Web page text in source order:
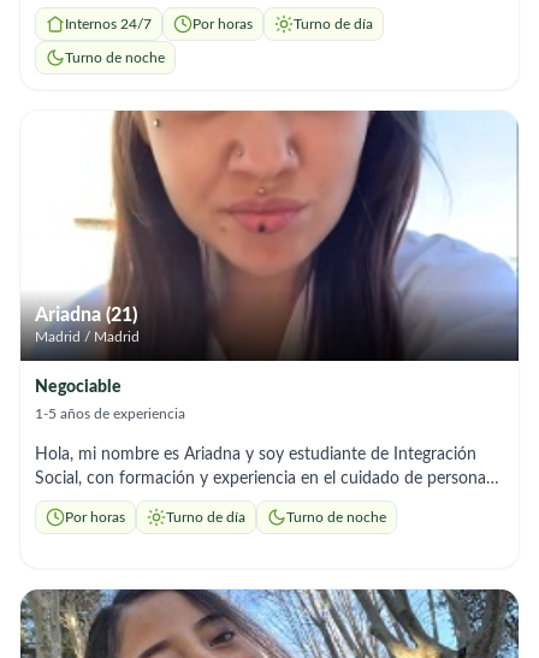
personas mayores. Tengo conocimientos básicos en toma de
signos vitales (presión arterial, pulso, temperatura y respiración)
y estoy dispuesta a seguir instrucciones médicas y aprender
higiene, comidas) Control y registro de signos vitales
Recordatorio de medicación (según indicaciones) Compañía,
conversación y apoyo emocional. Tareas ligeras del hogar
relacionadas con el cuidado del adulto mayor. Me caracterizo
por ser puntual, respetuosa, empática y muy atenta a las
necesidades de la persona bajo mi cuidado. Busco una
oportunidad para ganar experiencia y ofrecer un cuidado
humano y responsable. Disponibilidad: por horas, media
jornada o jornada completa (según necesidad).
Internos 24/7 Por horas Turno de día
Turno de noche
Ariadna (21)
Madrid / Madrid
Negociable
1-5 años de experiencia
Hola, mi nombre es Ariadna y soy estudiante de Integración
Social, con formación y experiencia en el cuidado de personas.
Cuento con el Grado Medio en Atención a Personas en
Situación de Dependencia y actualmente continúo mi
a Domicilio (SAD), lo que me ha permitido desarrollar
habilidades para atender a personas mayores y en situación de
dependencia de manera profesional y cercana. Ofrezco apoyo
Por horas Turno de día Turno de noche